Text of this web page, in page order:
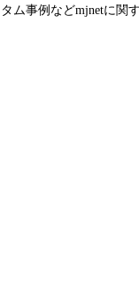
ム事例などmjnetに関